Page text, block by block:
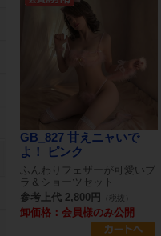
GB_827 甘えニャいで
よ！ ピンク
ふんわりフェザーが可愛いブ
ラ＆ショーツセット
参考上代 2,800円
（税抜）
卸価格：会員様のみ公開